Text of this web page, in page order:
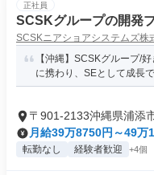
正社員
SCSKグループの開発
SCSKニアショアシステムズ株
【沖縄】SCSKグループ/
に携わり、SEとして成長
〒901-2133沖縄県浦添
月給39万8750円～49万
転勤なし 経験者歓迎 +4個